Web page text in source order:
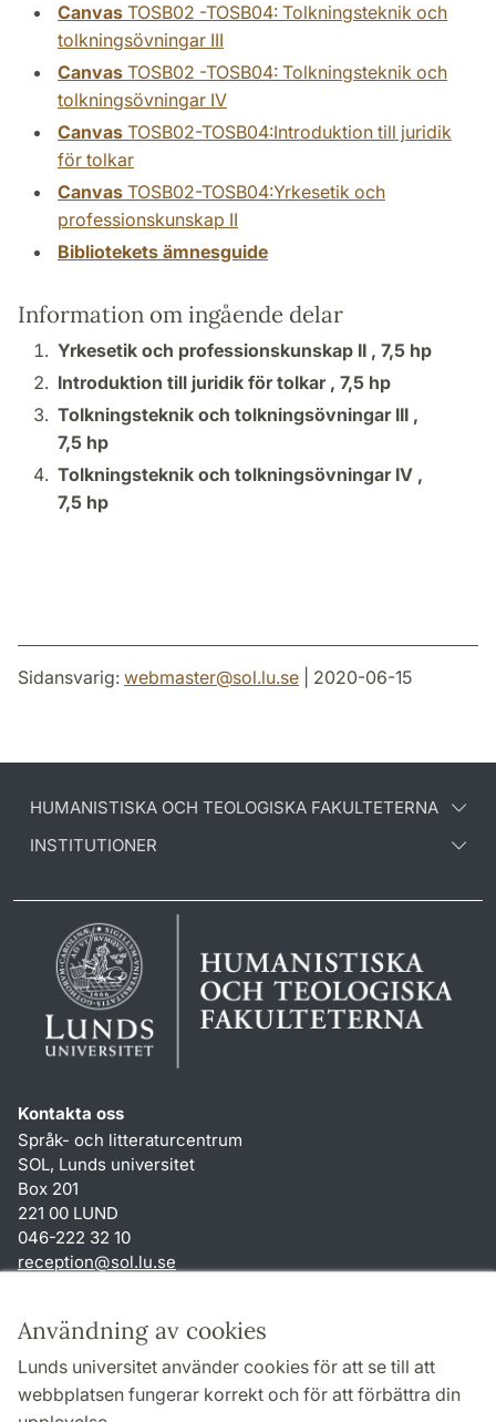
Användning av cookies
Lunds universitet använder cookies för att se till att
webbplatsen fungerar korrekt och för att förbättra din
Canvas TOSB02 -TOSB04: Tolkningsteknik och
tolkningsövningar III
Canvas TOSB02 -TOSB04: Tolkningsteknik och
tolkningsövningar IV
Canvas TOSB02-TOSB04:Introduktion till juridik
för tolkar
Canvas TOSB02-TOSB04:Yrkesetik och
professionskunskap II
Bibliotekets ämnesguide
Information om ingående delar
Yrkesetik och professionskunskap II , 7,5 hp
Introduktion till juridik för tolkar , 7,5 hp
Tolkningsteknik och tolkningsövningar III ,
7,5 hp
Tolkningsteknik och tolkningsövningar IV ,
7,5 hp
Sidansvarig: webmaster@sol.lu.se | 2020-06-15
HUMANISTISKA OCH TEOLOGISKA FAKULTETERNA
INSTITUTIONER
Kontakta oss
Språk- och litteraturcentrum
SOL, Lunds universitet
Box 201
221 00 LUND
046-222 32 10
reception@sol.lu.se
Genvägar
Om webbplatsen och cookies
Behandling av personuppgifter
Tillgänglighetsredogörelse